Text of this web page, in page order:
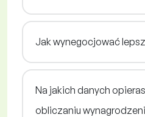
Jak wynegocjować
Na jakich danych
obliczaniu